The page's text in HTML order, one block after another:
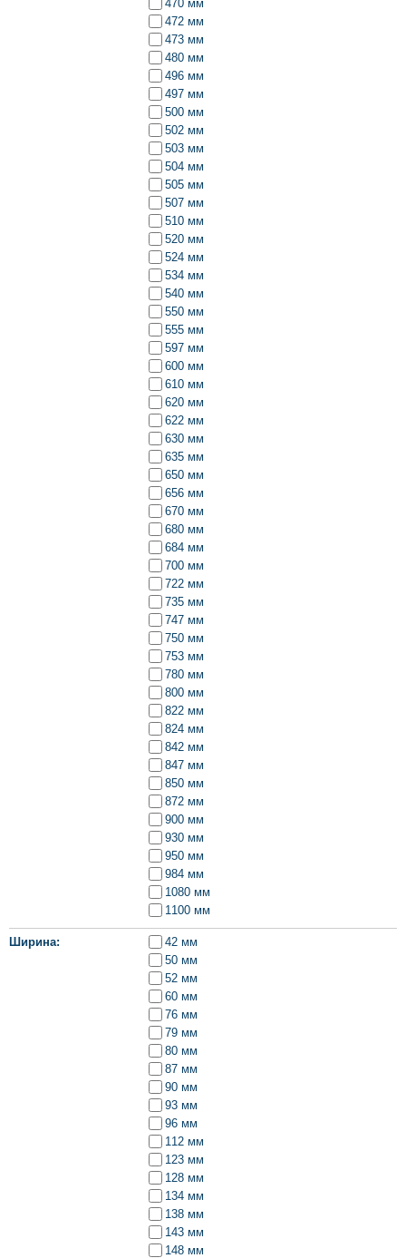
470 мм
472 мм
473 мм
480 мм
496 мм
497 мм
500 мм
502 мм
503 мм
504 мм
505 мм
507 мм
510 мм
520 мм
524 мм
534 мм
540 мм
550 мм
555 мм
597 мм
600 мм
610 мм
620 мм
622 мм
630 мм
635 мм
650 мм
656 мм
670 мм
680 мм
684 мм
700 мм
722 мм
735 мм
747 мм
750 мм
753 мм
780 мм
800 мм
822 мм
824 мм
842 мм
847 мм
850 мм
872 мм
900 мм
930 мм
950 мм
984 мм
1080 мм
1100 мм
Ширина
42 мм
50 мм
52 мм
60 мм
76 мм
79 мм
80 мм
87 мм
90 мм
93 мм
96 мм
112 мм
123 мм
128 мм
134 мм
138 мм
143 мм
148 мм